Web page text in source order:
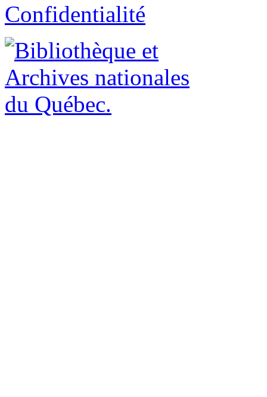
Confidentialité